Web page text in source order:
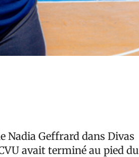
Nadia Geffrard dans Divas
avait terminé au pied du